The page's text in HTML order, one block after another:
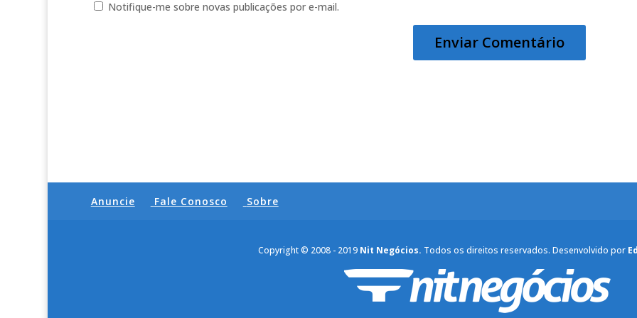
Notifique-me sobre novas publicações por e-mail.
Anuncie Fale Conosco Sobre
Copyright © 2008 - 2019 Nit Negócios. Todos os direitos reservados. Desenvolvido por